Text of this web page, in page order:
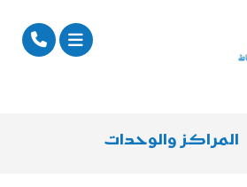
المراكز والوحدات